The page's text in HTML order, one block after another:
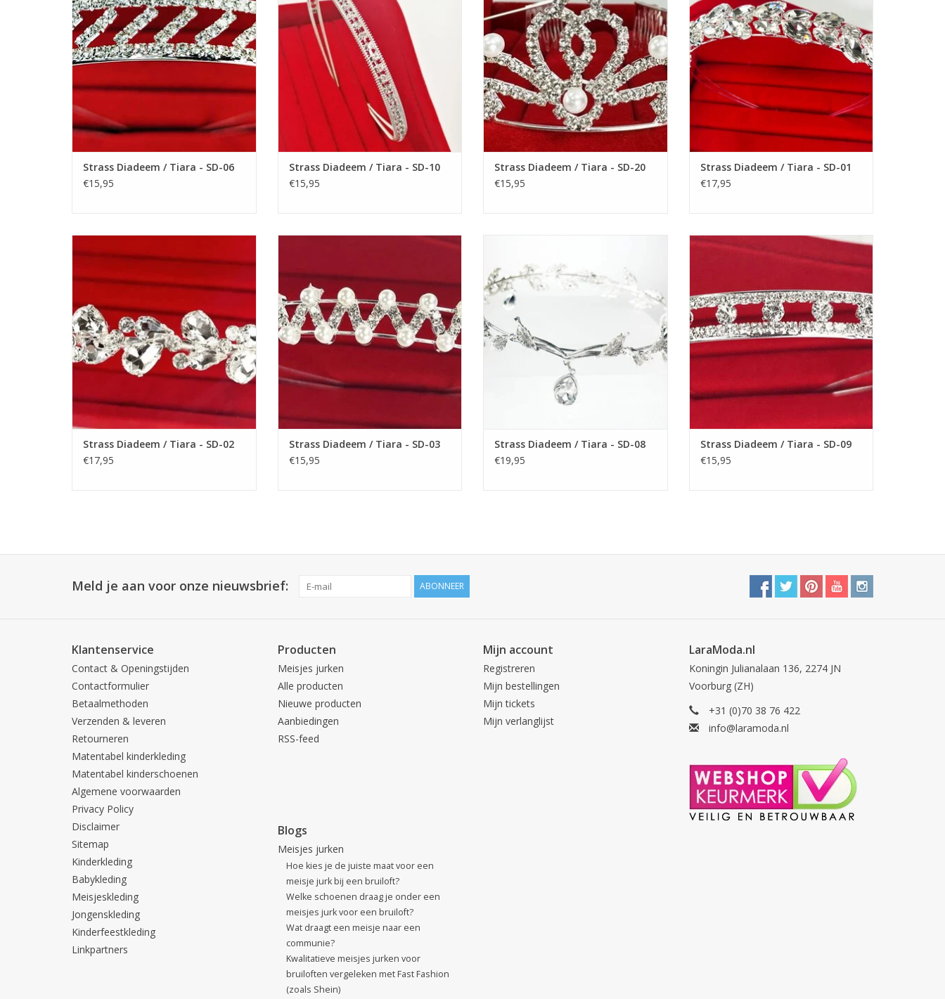
Nikkelvrij stalen Tiara / Kroon voor
Meisjes.
TOEVOEGEN AAN WINKELWAGEN
Strass Diadeem / Tiara - SD-06
€15,95
Nikkelvrij stalen Tiara / Kroon voor
Meisjes.
TOEVOEGEN AAN WINKELWAGEN
Strass Diadeem / Tiara - SD-10
€15,95
Nikkelvrij stalen tiara / kroon voor meisjes.
TOEVOEGEN AAN WINKELWAGEN
Strass Diadeem / Tiara - SD-20
€15,95
Nikkelvrij stalen Tiara / Kroon voor
Meisjes.
TOEVOEGEN AAN WINKELWAGEN
Strass Diadeem / Tiara - SD-01
€17,95
Feestjurkje helemaal af te maken! De
Perfecte Accessoire voor een Meisjesjurk.
Nikkelvrij stalen Tiara / Kroon voor
TOEVOEGEN AAN WINKELWAGEN
Strass Diadeem / Tiara - SD-02
€17,95
Prachtige Prinsesje Diadeem om een
Nikkelvrij stalen Tiara / Kroon voor
Meisjes.
TOEVOEGEN AAN WINKELWAGEN
Strass Diadeem / Tiara - SD-03
€15,95
Perfecte Accessoire voor een Meisjesjurk.
Nikkelvrij stalen Tiara / Kroon voor
TOEVOEGEN AAN WINKELWAGEN
Strass Diadeem / Tiara - SD-08
€19,95
Prachtige Prinsesje Diadeem om een
Feestjurkje helemaal af te maken! De
Perfecte Accessoire voor een Meisjesjurk.
Meisjes.
TOEVOEGEN AAN WINKELWAGEN
Strass Diadeem / Tiara - SD-09
€15,95
Meld je aan voor onze nieuwsbrief: ABONNEER
Klantenservice
Contact & Openingstijden
Contactformulier
Betaalmethoden
Verzenden & leveren
Retourneren
Matentabel kinderkleding
Matentabel kinderschoenen
Algemene voorwaarden
Privacy Policy
Disclaimer
Sitemap
Kinderkleding
Babykleding
Meisjeskleding
Jongenskleding
Kinderfeestkleding
Linkpartners
Producten
Meisjes jurken
Alle producten
Nieuwe producten
Aanbiedingen
RSS-feed
Mijn account
Registreren
Mijn bestellingen
Mijn tickets
Mijn verlanglijst
LaraModa.nl
Koningin Julianalaan 136, 2274 JN
Voorburg (ZH)
+31 (0)70 38 76 422
info@laramoda.nl
Blogs
Meisjes jurken
Hoe kies je de juiste maat voor een
meisje jurk bij een bruiloft?
Welke schoenen draag je onder een
meisjes jurk voor een bruiloft?
Wat draagt een meisje naar een
communie?
Kwalitatieve meisjes jurken voor
bruiloften vergeleken met Fast Fashion
(zoals Shein)